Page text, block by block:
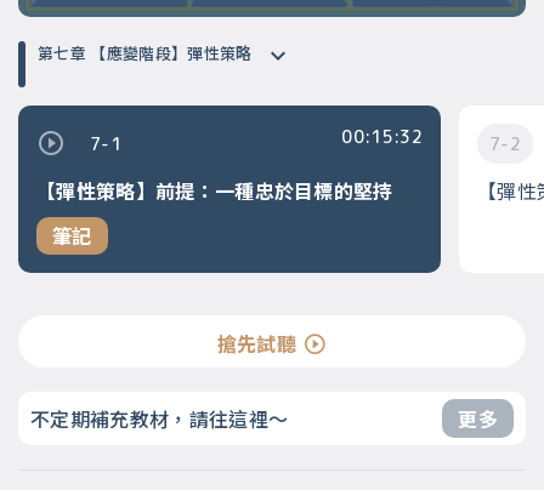
第七章 【應變階段】彈性策略
7-1
【彈性策略】前提：一種忠於目標的堅持
筆記
00:15:32 7-2
【彈
搶先試聽
不定期補充教材，請往這裡～ 更多